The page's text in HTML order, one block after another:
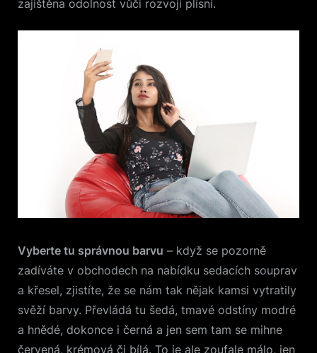
zajištěna odolnost vůči rozvoji plísní.
Vyberte tu správnou barvu – když se pozorně
zadíváte v obchodech na nabídku sedacích souprav
a křesel, zjistíte, že se nám tak nějak kamsi vytratily
svěží barvy. Převládá tu šedá, tmavé odstíny modré
a hnědé, dokonce i černá a jen sem tam se mihne
červená, krémová či bílá. To je ale zoufale málo, jen